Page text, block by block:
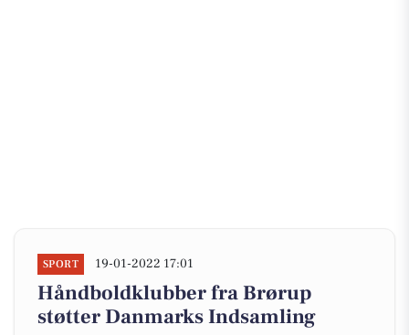
SPORT 19-01-2022 17:01
Håndboldklubber fra Brørup
støtter Danmarks Indsamling